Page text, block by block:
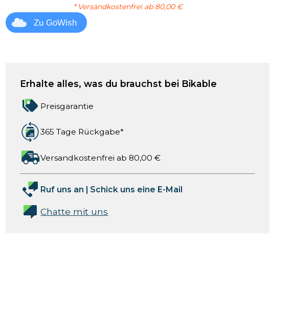
* Versandkostenfrei ab 80,00 €
Zu GoWish
Erhalte alles, was du brauchst bei Bikable
Preisgarantie
365 Tage Rückgabe*
Versandkostenfrei ab 80,00 €
Ruf uns an | Schick uns eine E-Mail
Chatte mit uns